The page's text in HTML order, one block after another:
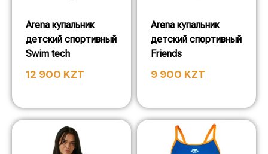
Arena купальник
детский спортивный
Swim tech
12 900 KZT
Arena купальник
детский спортивный
Friends
9 900 KZT